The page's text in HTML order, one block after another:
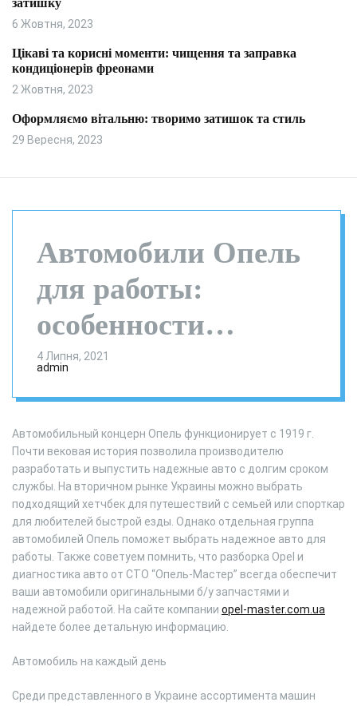
о
о
затишку
6 Жовтня, 2023
Цікаві та корисні моменти: чищення та заправка
кондиціонерів фреонами
2 Жовтня, 2023
Оформляємо вітальню: творимо затишок та стиль
29 Вересня, 2023
Автомобили Опель
для работы:
особенности
моделей
4 Липня, 2021
admin
Автомобильный концерн Опель функционирует с 1919 г.
Почти вековая история позволила производителю
разработать и выпустить надежные авто с долгим сроком
службы. На вторичном рынке Украины можно выбрать
подходящий хетчбек для путешествий с семьей или спорткар
для любителей быстрой езды. Однако отдельная группа
автомобилей Опель поможет выбрать надежное авто для
работы. Также советуем помнить, что разборка Opel и
диагностика авто от СТО “Опель-Мастер” всегда обеспечит
ваши автомобили оригинальными б/у запчастями и
надежной работой. На сайте компании opel-master.com.ua
найдете более детальную информацию.
Автомобиль на каждый день
Среди представленного в Украине ассортимента машин